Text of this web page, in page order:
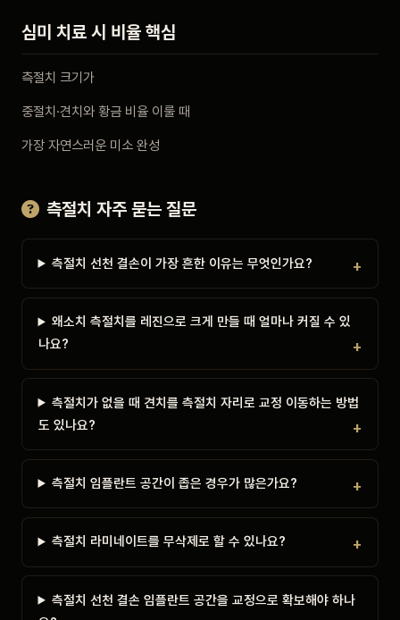
심미 치료 시 비율 핵심
측절치 크기가
중절치·견치와 황금 비율 이룰 때
가장 자연스러운 미소 완성
측절치 자주 묻는 질문
측절치 선천 결손이 가장 흔한 이유는 무엇인가요?
왜소치 측절치를 레진으로 크게 만들 때 얼마나 커질 수 있
나요?
측절치가 없을 때 견치를 측절치 자리로 교정 이동하는 방법
도 있나요?
측절치 임플란트 공간이 좁은 경우가 많은가요?
측절치 라미네이트를 무삭제로 할 수 있나요?
측절치 선천 결손 임플란트 공간을 교정으로 확보해야 하나